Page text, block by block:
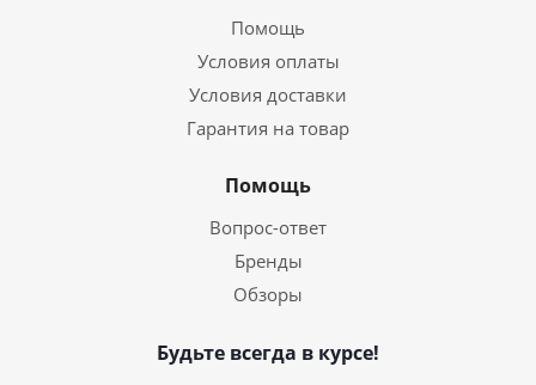
Помощь
Условия оплаты
Условия доставки
Гарантия на товар
Помощь
Вопрос-ответ
Бренды
Обзоры
Будьте всегда в курсе!